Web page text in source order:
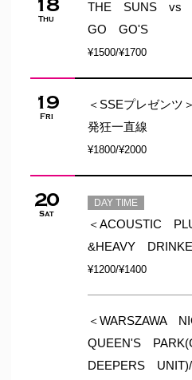
18
Thu
THE SUNS vs
GO GO'S
¥1500/¥1700
19
Fri
＜SSEプレゼン
発狂一直線
¥1800/¥2000
20
Sat
DAY TIME
＜ACOUSTIC
&HEAVY
¥1200/¥1400
＜WARSZAWA
QUEEN'S
DEEPERS